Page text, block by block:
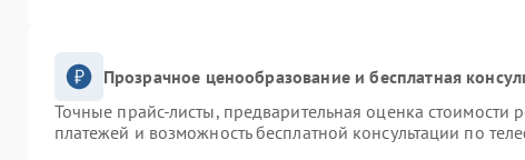
Прозрачное ценообразование и бесплатная
Точные прайс-листы, предварительная оценка стоимости
платежей и возможность бесплатной консультации по